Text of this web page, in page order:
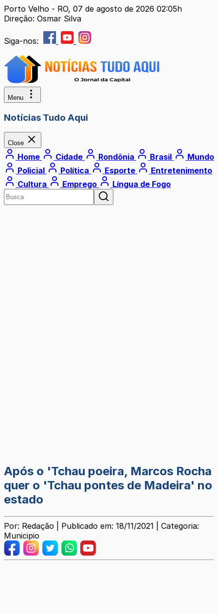
Porto Velho - RO, 07 de agosto de 2026 02:05h
Direção: Osmar Silva
Siga-nos:
Menu
Notícias Tudo Aqui
Close
Home Cidade Rondônia Brasil
Mundo
Policial
Política Esporte
Entretenimento
Cultura
Emprego Língua de Fogo
Após o 'Tchau poeira, Marcos Rocha
quer o 'Tchau pontes de Madeira' no
estado
Por: Redação | Publicado em: 18/11/2021 | Categoria:
Municipio